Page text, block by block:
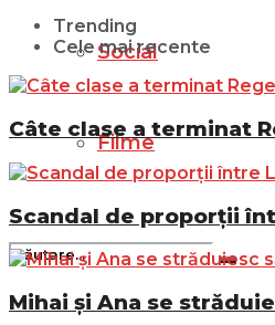
Social
Filme
Trending
Cele mai recente
Câte clase a terminat
Scandal de proporții
Mihai și Ana se